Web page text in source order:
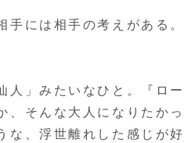
には相手の考えがある。
人」みたいなひと。『ロー
、そんな大人になりたかっ
な、浮世離れした感じが好